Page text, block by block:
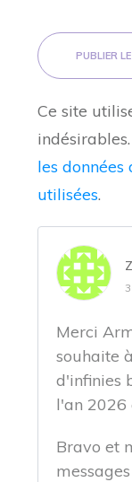
PUBLIER
Ce site
indésirables.
les
utilisées.
Merci
souhaite
d'infinies
l'an 2026
Bravo et